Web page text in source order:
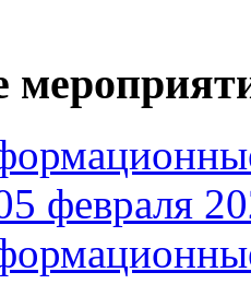
февраля